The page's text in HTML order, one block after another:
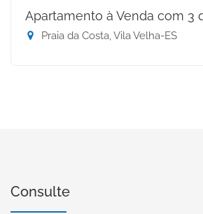
Apartamento à Venda com 3
Praia da Costa, Vila Velha-ES
Consulte